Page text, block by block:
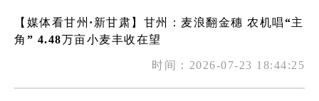
【媒体看甘州·新甘肃】甘州：麦浪翻金穗 农机唱“主
角” 4.48万亩小麦丰收在望
时间：2026-07-23 18:44:25